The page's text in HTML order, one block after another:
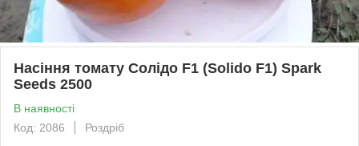
Насіння томату Солідо F1 (Solido F1) Spark
Seeds 2500
В наявності
Код: 2086
Роздріб